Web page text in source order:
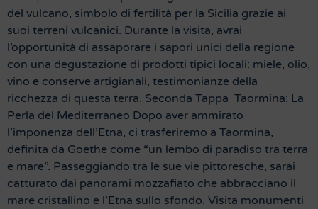
del vulcano, simbolo di fertilità per la Sicilia grazie ai
suoi terreni vulcanici. Durante la visita, avrai
l’opportunità di assaporare i sapori unici della regione
con una degustazione di prodotti tipici locali: miele, olio,
vino e conserve artigianali, testimonianze della
ricchezza di questa terra. Seconda Tappa Taormina: La
Perla del Mediterraneo Dopo aver ammirato
l’imponenza dell’Etna, ci trasferiremo a Taormina,
definita da Goethe come “un lembo di paradiso tra terra
e mare”. Passeggiando tra le sue vie pittoresche, sarai
catturato dai panorami mozzafiato che abbracciano il
mare cristallino e l’Etna sullo sfondo. Visita monumenti